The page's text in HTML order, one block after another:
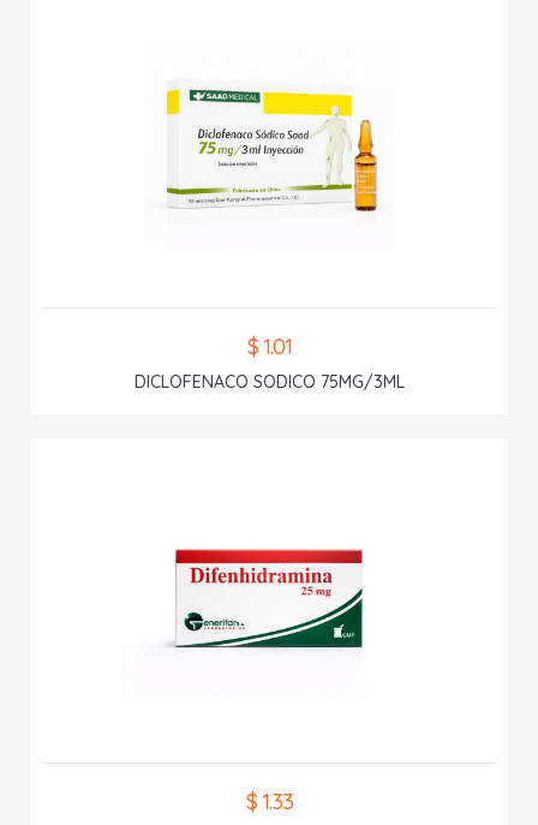
$ 1.01
DICLOFENACO SODICO 75MG/3ML
$ 1.33